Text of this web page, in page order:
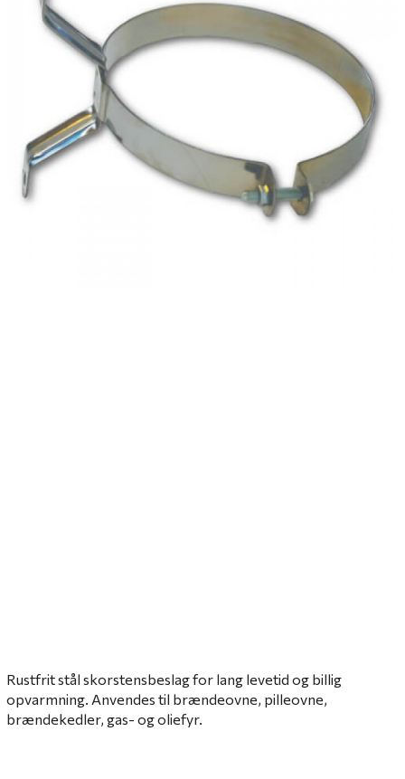
Rustfrit stål skorstensbeslag for lang levetid og billig
opvarmning. Anvendes til brændeovne, pilleovne,
brændekedler, gas- og oliefyr.